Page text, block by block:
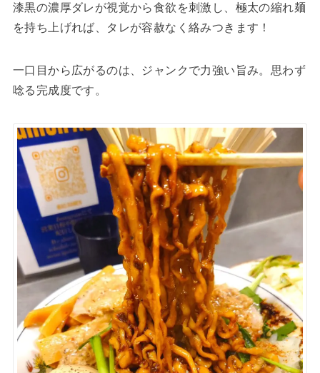
漆黒の濃厚ダレが視覚から食欲を刺激し、極太の縮れ麺
を持ち上げれば、タレが容赦なく絡みつきます！
一口目から広がるのは、ジャンクで力強い旨み。思わず
唸る完成度です。